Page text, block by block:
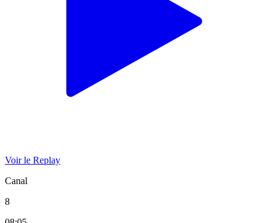
Voir le Replay
Canal
8